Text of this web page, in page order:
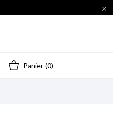

Panier(0)